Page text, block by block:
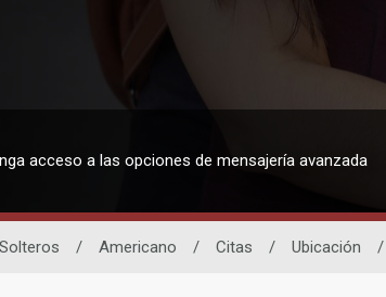
acceso a las opciones de mensajería avanzada
/ Americano / Citas / Ubicación /